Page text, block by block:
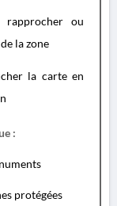
rapprocher ou
la zone
la carte en
:
protégées